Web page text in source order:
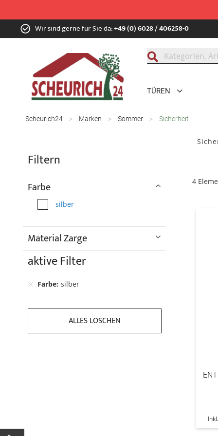
Zum
Inhalt Wir sind gerne für Sie da:+49 (0) 6028 / 406258-0
TÜREN
Scheurich24 Marken Sommer Sicherheit
4
aktive Filter
Farbe silber
ALLES LÖSCHEN
Filtern
Farbe
silber
Material Zarge